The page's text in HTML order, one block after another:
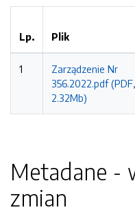
Lp. Plik
1
Zarządzenie Nr
356.2022.pdf (PDF,
2.32Mb)
Metadane -
zmian